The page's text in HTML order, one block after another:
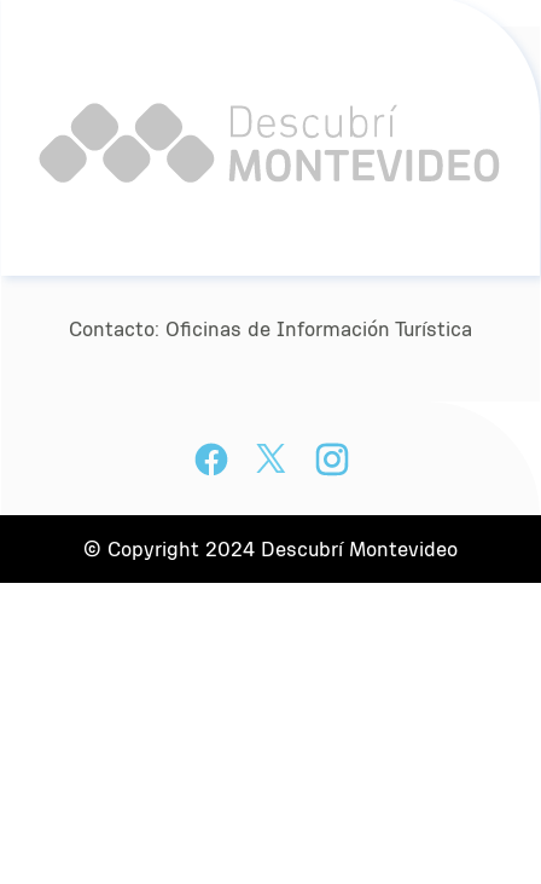
Contacto: Oﬁcinas de Información Turística
© Copyright 2024 Descubrí Montevideo